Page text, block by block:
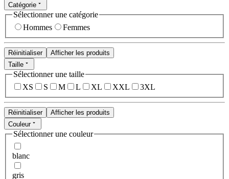
Catégorie
Sélectionner une catégorie
Hommes
Femmes
Réinitialiser
Afficher les produits
Taille
Sélectionner une taille
XS
S M L XL XXL 3XL
Réinitialiser
Afficher les produits
Couleur
Sélectionner une couleur
blanc
gris